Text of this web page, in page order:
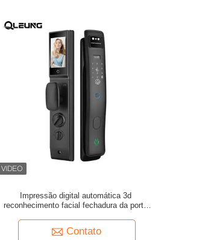
Impressão digital automática 3d
reconhecimento facial fechadura da porta
vídeo wifi controle acesso fechadura da porta
digital
Contato